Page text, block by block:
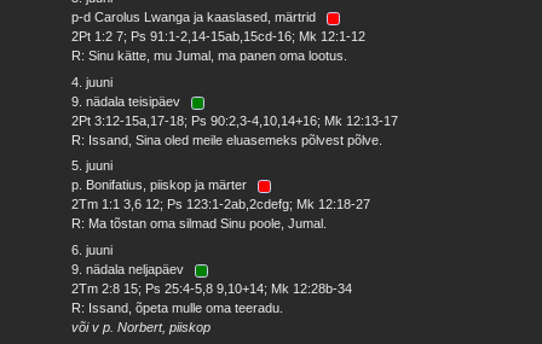
p-d Carolus Lwanga ja kaaslased, märtrid
2Pt 1:2 7; Ps 91:1-2,14-15ab,15cd-16; Mk 12:1-12
R: Sinu kätte, mu Jumal, ma panen oma lootus.
4. juuni
9. nädala teisipäev
2Pt 3:12-15a,17-18; Ps 90:2,3-4,10,14+16; Mk 12:13-17
R: Issand, Sina oled meile eluasemeks põlvest põlve.
5. juuni
p. Bonifatius, piiskop ja märter
2Tm 1:1 3,6 12; Ps 123:1-2ab,2cdefg; Mk 12:18-27
R: Ma tõstan oma silmad Sinu poole, Jumal.
6. juuni
9. nädala neljapäev
2Tm 2:8 15; Ps 25:4-5,8 9,10+14; Mk 12:28b-34
R: Issand, õpeta mulle oma teeradu.
või v p. Norbert, piiskop